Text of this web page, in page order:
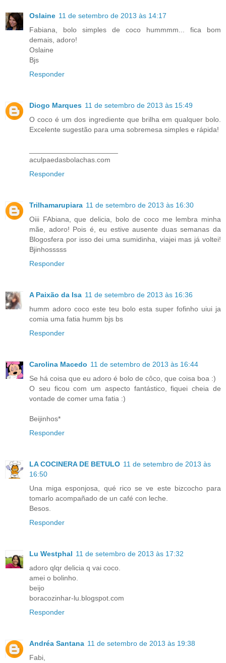
Oslaine 11 de setembro de 2013 às 14:17
Fabiana, bolo simples de coco hummmm... fica bom
demais, adoro!
Oslaine
Bjs
Responder
Diogo Marques 11 de setembro de 2013 às 15:49
O coco é um dos ingrediente que brilha em qualquer bolo.
Excelente sugestão para uma sobremesa simples e rápida!
aculpaedasbolachas.com
Responder
Trilhamarupiara 11 de setembro de 2013 às 16:30
Oiii FAbiana, que delicia, bolo de coco me lembra minha
mãe, adoro! Pois é, eu estive ausente duas semanas da
Blogosfera por isso dei uma sumidinha, viajei mas já voltei!
Bjinhosssss
Responder
A Paixão da Isa 11 de setembro de 2013 às 16:36
humm adoro coco este teu bolo esta super fofinho uiui ja
comia uma fatia humm bjs bs
Responder
Carolina Macedo 11 de setembro de 2013 às 16:44
Se há coisa que eu adoro é bolo de côco, que coisa boa :)
O seu ficou com um aspecto fantástico, fiquei cheia de
vontade de comer uma fatia :)
Beijinhos*
Responder
LA COCINERA DE BETULO 11 de setembro de 2013 às
16:50
Una miga esponjosa, qué rico se ve este bizcocho para
tomarlo acompañado de un café con leche.
Besos.
Responder
Lu Westphal 11 de setembro de 2013 às 17:32
adoro qlqr delicia q vai coco.
amei o bolinho.
beijo
boracozinhar-lu.blogspot.com
Responder
Andréa Santana 11 de setembro de 2013 às 19:38
Fabi,